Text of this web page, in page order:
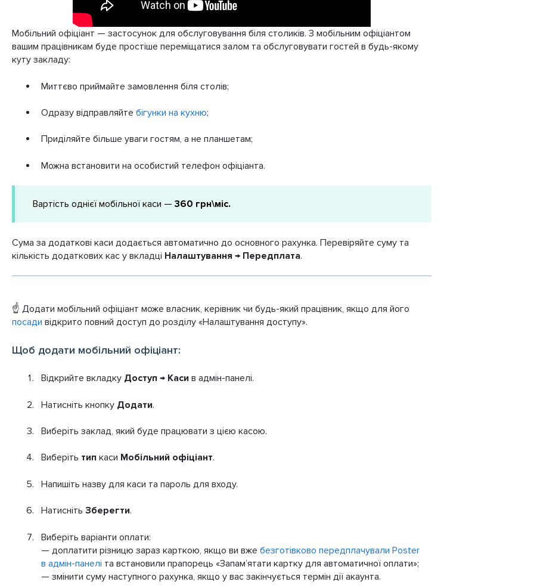
Мобільний офіціант — застосунок для обслуговування біля столиків. З мобільним офіціантом
вашим працівникам буде простіше переміщатися залом та обслуговувати гостей в будь-якому
куту закладу:
Миттєво приймайте замовлення біля столів;
Одразу відправляйте бігунки на кухню;
Приділяйте більше уваги гостям, а не планшетам;
Можна встановити на особистий телефон офіціанта.
Вартість однієї мобільної каси — 360 грн\міс.
Сума за додаткові каси додається автоматично до основного рахунка. Перевіряйте суму та
кількість додаткових кас у вкладці Налаштування → Передплата.
☝️ Додати мобільний офіціант може власник, керівник чи будь-який працівник, якщо для його
посади відкрито повний доступ до розділу «Налаштування доступу».
Щоб додати мобільний офіціант:
Відкрийте вкладку Доступ → Касив адмін-панелі.
Натисніть кнопку Додати.
Виберіть заклад, який буде працювати з цією касою.
Виберіть типкаси Мобільний офіціант.
Напишіть назву для каси та пароль для входу.
Натисніть Зберегти.
Виберіть варіанти оплати:
— доплатити різницю зараз карткою, якщо ви вже безготівково передплачували Poster
в адмін-панелі та встановили прапорець «Запам’ятати картку для автоматичної оплати»;
— змінити суму наступного рахунка, якщо у вас закінчується термін дії акаунта.